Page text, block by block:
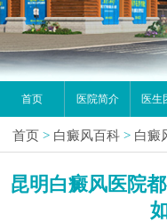
首页 医院简介 医生
首页 > 白癜风百科 > 白癜
昆明白癜风医院